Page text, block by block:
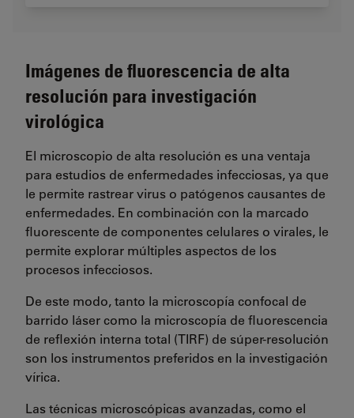
Imágenes de fluorescencia de alta
resolución para investigación
virológica
El microscopio de alta resolución es una ventaja
para estudios de enfermedades infecciosas, ya que
le permite rastrear virus o patógenos causantes de
enfermedades. En combinación con la marcado
fluorescente de componentes celulares o virales, le
permite explorar múltiples aspectos de los
procesos infecciosos.
De este modo, tanto la microscopía confocal de
barrido láser como la microscopía de fluorescencia
de reflexión interna total (TIRF) de súper-resolución
son los instrumentos preferidos en la investigación
vírica.
Las técnicas microscópicas avanzadas, como el